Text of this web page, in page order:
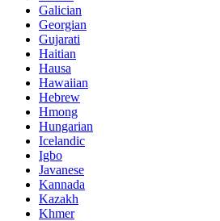
Galician
Georgian
Gujarati
Haitian
Hausa
Hawaiian
Hebrew
Hmong
Hungarian
Icelandic
Igbo
Javanese
Kannada
Kazakh
Khmer